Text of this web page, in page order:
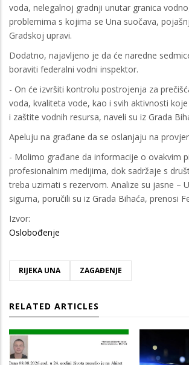
voda, nelegalnoj gradnji unutar granica
problemima s kojima se Una suočava,
Gradskoj upravi.
Dodatno, najavljeno je da će naredne
boraviti federalni vodni inspektor.
- On će izvršiti kontrolu postrojenja za
voda, kvaliteta vode, kao i svih aktivnosti
i zaštite vodnih resursa, naveli su iz Grada
Apeluju na građane da se oslanjaju na
- Molimo građane da informacije o ovakvim
profesionalnim medijima, dok sadržaje s
treba uzimati s rezervom. Analize su jasne –
sigurna, poručili su iz Grada Bihaća, prenosi
Izvor:
Oslobođenje
RIJEKA UNA ZAGAĐENJE
RELATED ARTICLES